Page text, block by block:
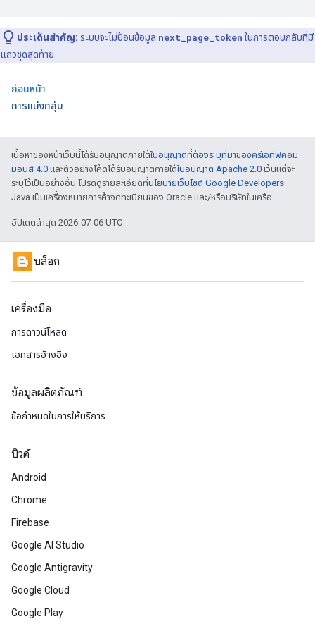
ประเด็นสำคัญ: ระบบจะไม่ป้อนข้อมูล next_page_token ในการตอบกลับที่มี
แถวชุดสุดท้าย
ก่อนหน้า
การแบ่งกลุ่ม
เนื้อหาของหน้าเว็บนี้ได้รับอนุญาตภายใต้ใบอนุญาตที่ต้องระบุที่มาของครีเอทีฟคอม
มอนส์ 4.0 และตัวอย่างโค้ดได้รับอนุญาตภายใต้ใบอนุญาต Apache 2.0 เว้นแต่จะ
ระบุไว้เป็นอย่างอื่น โปรดดูรายละเอียดที่นโยบายเว็บไซต์ Google Developers
Java เป็นเครื่องหมายการค้าจดทะเบียนของ Oracle และ/หรือบริษัทในเครือ
อัปเดตล่าสุด 2026-07-06 UTC
บล็อก
เครื่องมือ
การดาวน์โหลด
เอกสารอ้างอิง
ข้อมูลผลิตภัณฑ์
ข้อกำหนดในการให้บริการ
บิวด์
Android
Chrome
Firebase
Google AI Studio
Google Antigravity
Google Cloud
Google Play